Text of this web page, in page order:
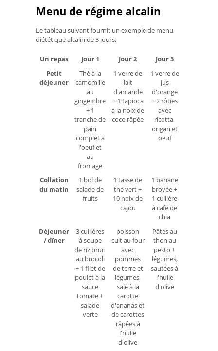
Menu de régime alcalin
Le tableau suivant fournit un exemple de menu
diététique alcalin de 3 jours:
Un repas Jour 1 Jour 2
Jour 3
Petit
déjeuner
Thé à la
camomille
au
gingembre
+ 1
tranche de
pain
complet à
l'oeuf et
au
fromage
1 verre de
lait
d'amande
+ 1 tapioca
à la noix de
coco râpée
1 verre de
jus
d'orange
+ 2 rôties
avec
ricotta,
origan et
oeuf
Collation
du matin
1 bol de
salade de
fruits
1 tasse de
thé vert +
10 noix de
cajou
1 banane
broyée +
1 cuillère
à café de
chia
Déjeuner
/ dîner
3 cuillères
à soupe
de riz brun
au brocoli
+ 1 filet de
poulet à la
sauce
tomate +
salade
verte
poisson
cuit au four
avec
pommes
de terre et
légumes,
salé à la
carotte
d'ananas et
de carottes
râpées à
l'huile
d'olive
Pâtes au
thon au
pesto +
légumes,
sautées à
l'huile
d'olive